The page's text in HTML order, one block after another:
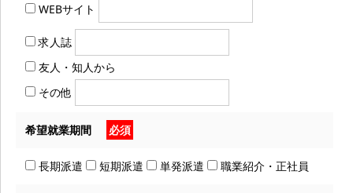
WEBサイト
求人誌
友人・知人から
その他
希望就業期間 必須
長期派遣 短期派遣 単発派遣 職業紹介・正社員